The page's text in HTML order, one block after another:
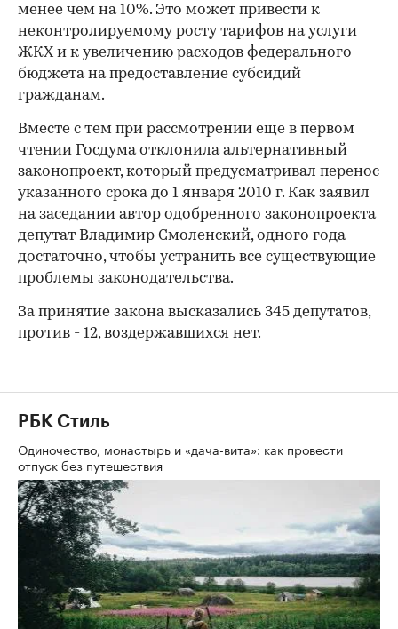
менее чем на 10%. Это может привести к
неконтролируемому росту тарифов на услуги
ЖКХ и к увеличению расходов федерального
бюджета на предоставление субсидий
гражданам.
Вместе с тем при рассмотрении еще в первом
чтении Госдума отклонила альтернативный
законопроект, который предусматривал перенос
указанного срока до 1 января 2010 г. Как заявил
на заседании автор одобренного законопроекта
депутат Владимир Смоленский, одного года
достаточно, чтобы устранить все существующие
проблемы законодательства.
За принятие закона высказались 345 депутатов,
против - 12, воздержавшихся нет.
РБК Стиль
Одиночество, монастырь и «дача-вита»: как провести
отпуск без путешествия